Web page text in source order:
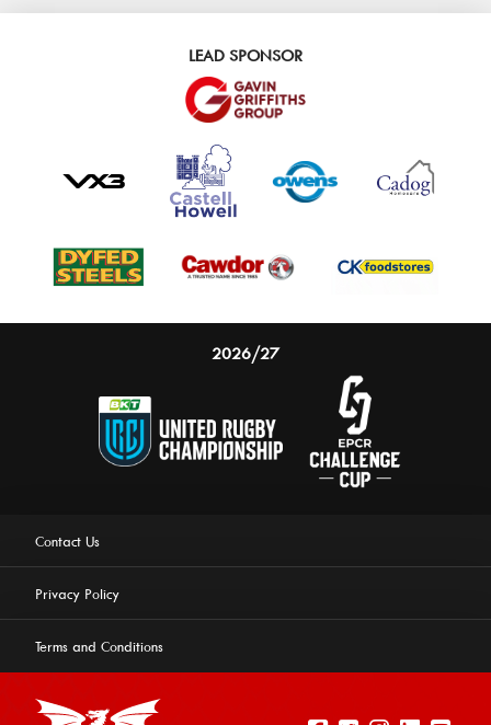
LEAD SPONSOR
2026/27
Contact Us
Privacy Policy
Terms and Conditions